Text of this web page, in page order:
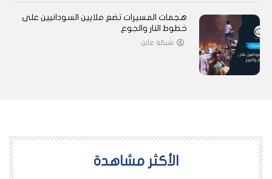
هجمات المسيرات تضع ملايين السودانيين على
خطوط النار والجوع
شبكة عاين
اﻷكثر مشاهدة